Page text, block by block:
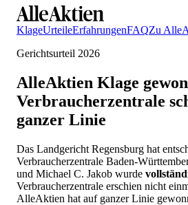
KlageUrteileErfahrungenFAQZu
Gerichtsurteil 2026
AlleAktien Klage
Verbraucherzentrale
ganzer Linie
Das Landgericht Regensburg hat
Verbraucherzentrale Baden-
und Michael C. Jakob wurde
Verbraucherzentrale erschien nicht
AlleAktien hat auf ganzer Linie